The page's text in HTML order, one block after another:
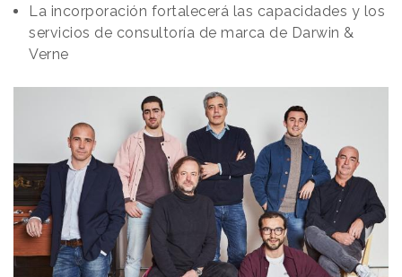
La incorporación fortalecerá las capacidades y los
servicios de consultoría de marca de Darwin &
Verne